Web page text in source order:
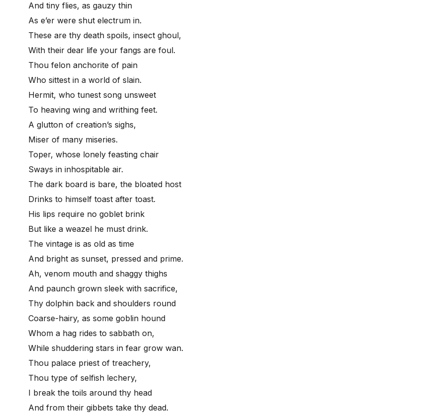
And tiny flies, as gauzy thin
As e’er were shut electrum in.
These are thy death spoils, insect ghoul,
With their dear life your fangs are foul.
Thou felon anchorite of pain
Who sittest in a world of slain.
Hermit, who tunest song unsweet
To heaving wing and writhing feet.
A glutton of creation’s sighs,
Miser of many miseries.
Toper, whose lonely feasting chair
Sways in inhospitable air.
The dark board is bare, the bloated host
Drinks to himself toast after toast.
His lips require no goblet brink
But like a weazel he must drink.
The vintage is as old as time
And bright as sunset, pressed and prime.
Ah, venom mouth and shaggy thighs
And paunch grown sleek with sacrifice,
Thy dolphin back and shoulders round
Coarse-hairy, as some goblin hound
Whom a hag rides to sabbath on,
While shuddering stars in fear grow wan.
Thou palace priest of treachery,
Thou type of selfish lechery,
I break the toils around thy head
And from their gibbets take thy dead.